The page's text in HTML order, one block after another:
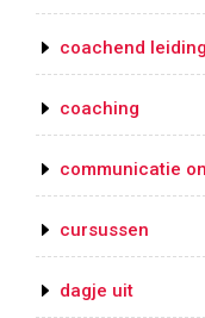
coachend
coaching
communicatie
cursussen
dagje uit